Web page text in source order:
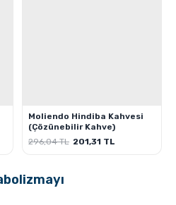
Moliendo Hindiba Kahvesi
(Çözünebilir Kahve)
296,04 TL 201,31 TL